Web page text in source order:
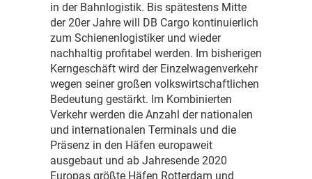
in der Bahnlogistik. Bis spätestens Mitte
der 20er Jahre will DB Cargo kontinuierlich
zum Schienenlogistiker und wieder
nachhaltig profitabel werden. Im bisherigen
Kerngeschäft wird der Einzelwagenverkehr
wegen seiner großen volkswirtschaftlichen
Bedeutung gestärkt. Im Kombinierten
Verkehr werden die Anzahl der nationalen
und internationalen Terminals und die
Präsenz in den Häfen europaweit
ausgebaut und ab Jahresende 2020
Europas größte Häfen Rotterdam und